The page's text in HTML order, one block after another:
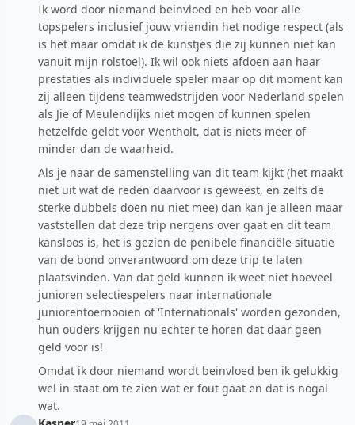
Ik word door niemand beinvloed en heb voor alle
topspelers inclusief jouw vriendin het nodige respect (als
is het maar omdat ik de kunstjes die zij kunnen niet kan
vanuit mijn rolstoel). Ik wil ook niets afdoen aan haar
prestaties als individuele speler maar op dit moment kan
zij alleen tijdens teamwedstrijden voor Nederland spelen
als Jie of Meulendijks niet mogen of kunnen spelen
hetzelfde geldt voor Wentholt, dat is niets meer of
minder dan de waarheid.
Als je naar de samenstelling van dit team kijkt (het maakt
niet uit wat de reden daarvoor is geweest, en zelfs de
sterke dubbels doen nu niet mee) dan kan je alleen maar
vaststellen dat deze trip nergens over gaat en dit team
kansloos is, het is gezien de penibele financiële situatie
van de bond onverantwoord om deze trip te laten
plaatsvinden. Van dat geld kunnen ik weet niet hoeveel
junioren selectiespelers naar internationale
juniorentoernooien of 'Internationals' worden gezonden,
hun ouders krijgen nu echter te horen dat daar geen
geld voor is!
Omdat ik door niemand wordt beinvloed ben ik gelukkig
wel in staat om te zien wat er fout gaat en dat is nogal
wat.